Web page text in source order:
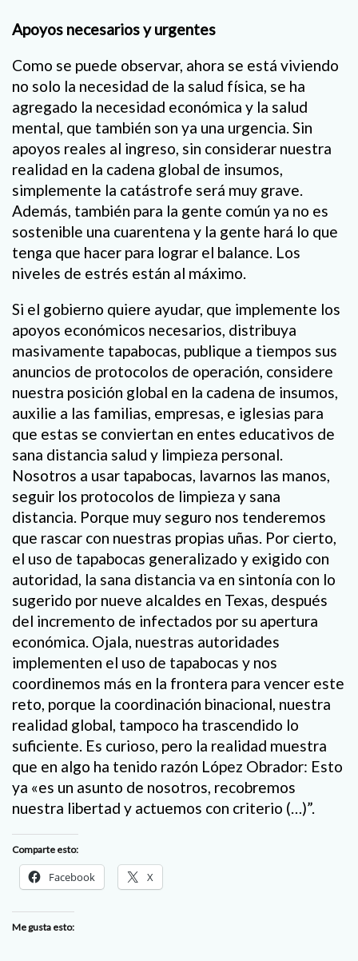
Apoyos necesarios y urgentes
Como se puede observar, ahora se está viviendo
no solo la necesidad de la salud física, se ha
agregado la necesidad económica y la salud
mental, que también son ya una urgencia. Sin
apoyos reales al ingreso, sin considerar nuestra
realidad en la cadena global de insumos,
simplemente la catástrofe será muy grave.
Además, también para la gente común ya no es
sostenible una cuarentena y la gente hará lo que
tenga que hacer para lograr el balance. Los
niveles de estrés están al máximo.
Si el gobierno quiere ayudar, que implemente los
apoyos económicos necesarios, distribuya
masivamente tapabocas, publique a tiempos sus
anuncios de protocolos de operación, considere
nuestra posición global en la cadena de insumos,
auxilie a las familias, empresas, e iglesias para
que estas se conviertan en entes educativos de
sana distancia salud y limpieza personal.
Nosotros a usar tapabocas, lavarnos las manos,
seguir los protocolos de limpieza y sana
distancia. Porque muy seguro nos tenderemos
que rascar con nuestras propias uñas. Por cierto,
el uso de tapabocas generalizado y exigido con
autoridad, la sana distancia va en sintonía con lo
sugerido por nueve alcaldes en Texas, después
del incremento de infectados por su apertura
económica. Ojala, nuestras autoridades
implementen el uso de tapabocas y nos
coordinemos más en la frontera para vencer este
reto, porque la coordinación binacional, nuestra
realidad global, tampoco ha trascendido lo
suficiente. Es curioso, pero la realidad muestra
que en algo ha tenido razón López Obrador: Esto
ya «es un asunto de nosotros, recobremos
nuestra libertad y actuemos con criterio (…)”.
Comparte esto:
Facebook X
Me gusta esto: